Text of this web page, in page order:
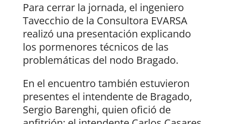
Para cerrar la jornada, el ingeniero
Tavecchio de la Consultora EVARSA
realizó una presentación explicando
los pormenores técnicos de las
problemáticas del nodo Bragado.
En el encuentro también estuvieron
presentes el intendente de Bragado,
Sergio Barenghi, quien ofició de